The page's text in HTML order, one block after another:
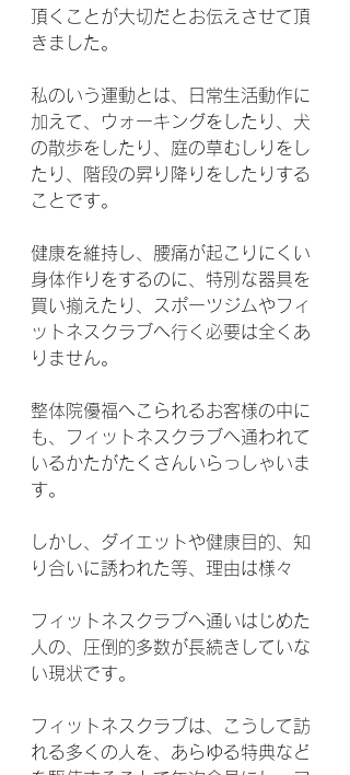
頂くことが大切だとお伝えさせて頂
きました。
私のいう運動とは、日常生活動作に
加えて、ウォーキングをしたり、犬
の散歩をしたり、庭の草むしりをし
たり、階段の昇り降りをしたりする
ことです。
健康を維持し、腰痛が起こりにくい
身体作りをするのに、特別な器具を
買い揃えたり、スポーツジムやフィ
ットネスクラブへ行く必要は全くあ
りません。
整体院優福へこられるお客様の中に
も、フィットネスクラブへ通われて
いるかたがたくさんいらっしゃいま
す。
しかし、ダイエットや健康目的、知
り合いに誘われた等、理由は様々
フィットネスクラブへ通いはじめた
人の、圧倒的多数が長続きしていな
い現状です。
フィットネスクラブは、こうして訪
れる多くの人を、あらゆる特典など